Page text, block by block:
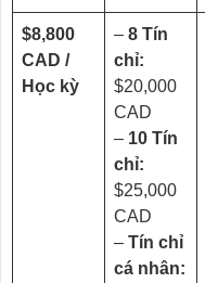
$8,800
CAD /
Học kỳ
– 8 Tín
chỉ:
$20,000
CAD
– 10 Tín
chỉ:
$25,000
CAD
– Tín chỉ
cá nhân: